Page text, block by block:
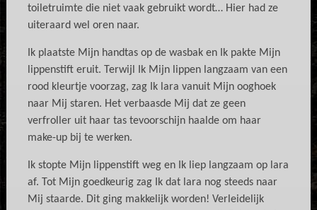
toiletruimte die niet vaak gebruikt wordt… Hier had ze
uiteraard wel oren naar.
Ik plaatste Mijn handtas op de wasbak en Ik pakte Mijn
lippenstift eruit. Terwijl Ik Mijn lippen langzaam van een
rood kleurtje voorzag, zag Ik lara vanuit Mijn ooghoek
naar Mij staren. Het verbaasde Mij dat ze geen
verfroller uit haar tas tevoorschijn haalde om haar
make-up bij te werken.
Ik stopte Mijn lippenstift weg en Ik liep langzaam op lara
af. Tot Mijn goedkeurig zag Ik dat lara nog steeds naar
Mij staarde. Dit ging makkelijk worden! Verleidelijk